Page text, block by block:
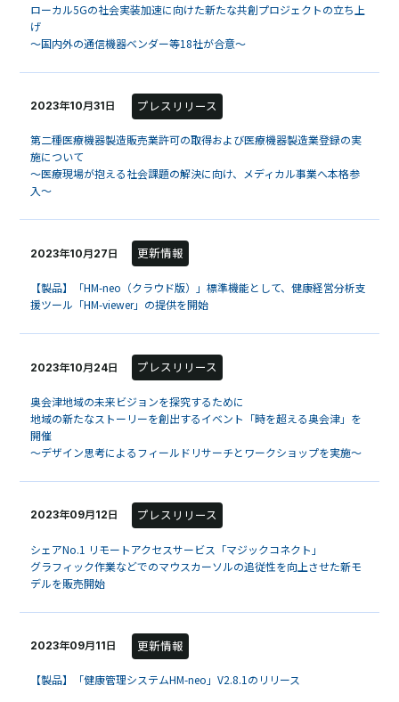
ローカル5Gの社会実装加速に向けた新たな共創プロジェクトの立ち上
げ
～国内外の通信機器ベンダー等18社が合意～
2023年10月31日 プレスリリース
第二種医療機器製造販売業許可の取得および医療機器製造業登録の実
施について
～医療現場が抱える社会課題の解決に向け、メディカル事業へ本格参
入～
2023年10月27日 更新情報
【製品】「HM-neo（クラウド版）」標準機能として、健康経営分析支
援ツール「HM-viewer」の提供を開始
2023年10月24日 プレスリリース
奥会津地域の未来ビジョンを探究するために
地域の新たなストーリーを創出するイベント「時を超える奥会津」を
開催
～デザイン思考によるフィールドリサーチとワークショップを実施～
2023年09月12日 プレスリリース
シェアNo.1 リモートアクセスサービス「マジックコネクト」
グラフィック作業などでのマウスカーソルの追従性を向上させた新モ
デルを販売開始
2023年09月11日 更新情報
【製品】「健康管理システムHM-neo」V2.8.1のリリース